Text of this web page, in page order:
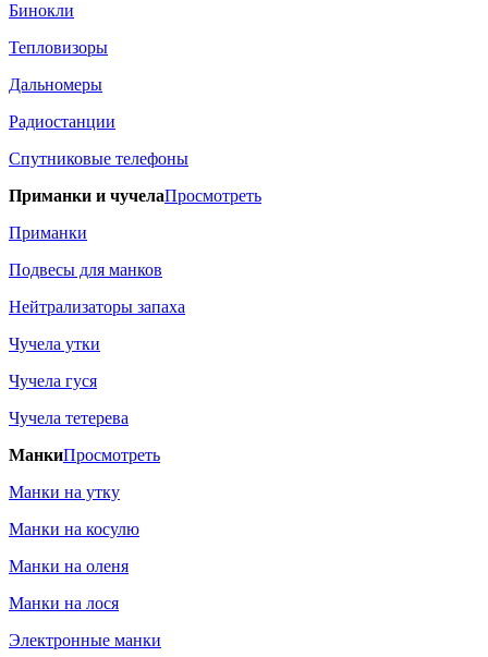
Бинокли
Тепловизоры
Дальномеры
Радиостанции
Спутниковые телефоны
Приманки и чучелаПросмотреть
Приманки
Подвесы для манков
Нейтрализаторы запаха
Чучела утки
Чучела гуся
Чучела тетерева
МанкиПросмотреть
Манки на утку
Манки на косулю
Манки на оленя
Манки на лося
Электронные манки